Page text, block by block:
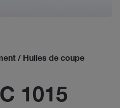
/ Huiles de coupe
1015